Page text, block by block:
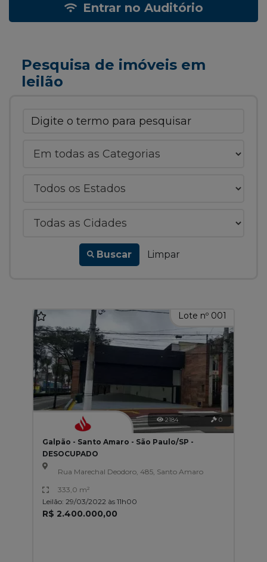
Entrar no Auditório
Pesquisa de imóveis em
leilão
Buscar Limpar
Lote nº 001
2184 0
Galpão - Santo Amaro - São Paulo/SP -
DESOCUPADO
Rua Marechal Deodoro, 485, Santo Amaro
333,0 m²
Leilão: 29/03/2022 às 11h00
R$ 2.400.000,00